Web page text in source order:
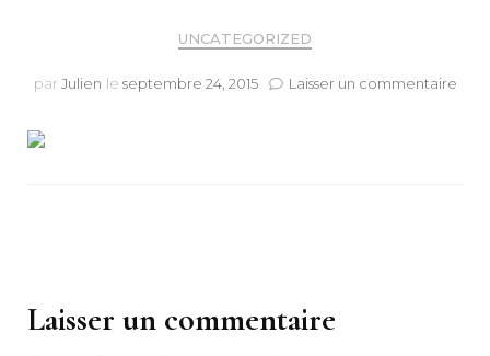
UNCATEGORIZED
par Julien le septembre 24, 2015 Laisser un commentairesur
Laisser un commentaire